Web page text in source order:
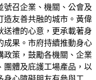
號召企業、機關、公會及
造友善共融的城市。黃偉
送禮的心意，更承載著身
成果。市府持續推動身心
政策，鼓勵各機關、企業
團體及庇護工場產品，以